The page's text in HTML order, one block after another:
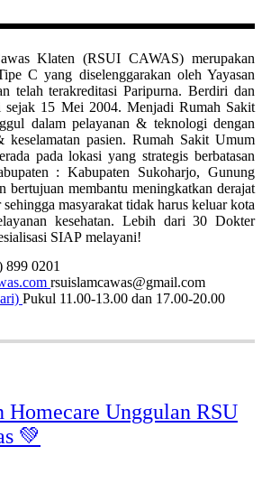
Klaten (RSUI CAWAS) merupakan
C yang diselenggarakan oleh Yayasan
telah terakreditasi Paripurna. Berdiri dan
sejak 15 Mei 2004. Menjadi Rumah Sakit
dalam pelayanan & teknologi dengan
keselamatan pasien. Rumah Sakit Umum
pada lokasi yang strategis berbatasan
: Kabupaten Sukoharjo, Gunung
membantu meningkatkan derajat
masyarakat tidak harus keluar kota
kesehatan. Lebih dari 30 Dokter
SIAP melayani!
899 0201
rsuislamcawas@gmail.com
Pukul 11.00-13.00 dan 17.00-20.00
Homecare Unggulan RSU
💚